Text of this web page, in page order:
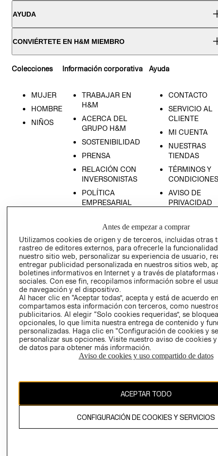
AYUDA
CONVIÉRTETE EN H&M MIEMBRO
Colecciones
MUJER
HOMBRE
NIÑOS
Información corporativa
TRABAJAR EN
H&M
ACERCA DEL
GRUPO H&M
SOSTENIBILIDAD
PRENSA
RELACIÓN CON
INVERSONISTAS
POLÍTICA
EMPRESARIAL
Ayuda
CONTACTO
SERVICIO AL
CLIENTE
MI CUENTA
NUESTRAS
TIENDAS
TÉRMINOS Y
CONDICIONES
AVISO DE
PRIVACIDAD
AVISO DE
COOKIES
LIBRO DE
Ecuador ($)
CAMBIAR REGIÓN
El contenido de esta página web está protegido por copyright y es
Antes de empezar a comprar
Utilizamos cookies de origen y de terceros, incluidas otras
rastreo de editores externos, para ofrecerle la
nuestro sitio web, personalizar su experiencia de usuario,
entregar publicidad personalizada en nuestros sitios web,
boletines informativos en Internet y a través de plataformas
sociales. Con ese fin, recopilamos información sobre el
de navegación y el dispositivo.
Al hacer clic en “Aceptar todas”, acepta y está de acuerdo
compartamos esta información con terceros, como
publicitarios. Al elegir “Solo cookies requeridas”, se
opcionales, lo que limita nuestra entrega de contenido y
personalizadas. Haga clic en “Configuración de cookies y
personalizar sus opciones. Visite nuestro aviso de cookies
de datos para obtener más información.
Aviso de cookies y uso compartido de datos
ACEPTAR TODO
CONFIGURACIÓN DE COOKIES Y SERVICIOS